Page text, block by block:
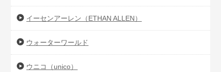
イーセンアーレン（ETHAN ALLEN）
ウォーターワールド
ウニコ（unico）